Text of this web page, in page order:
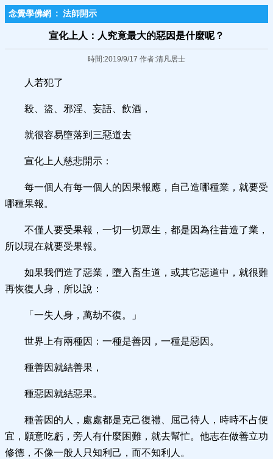
念覺學佛網 : 法師開示
宣化上人：人究竟最大的惡因是什麼呢？
時間:2019/9/17 作者:清凡居士
人若犯了
殺、盜、邪淫、妄語、飲酒，
就很容易墮落到三惡道去
宣化上人慈悲開示：
每一個人有每一個人的因果報應，自己造哪種業，就要受
哪種果報。
不僅人要受果報，一切一切眾生，都是因為往昔造了業，
所以現在就要受果報。
如果我們造了惡業，墮入畜生道，或其它惡道中，就很難
再恢復人身，所以說：
「一失人身，萬劫不復。」
世界上有兩種因：一種是善因，一種是惡因。
種善因就結善果，
種惡因就結惡果。
種善因的人，處處都是克己復禮、屈己待人，時時不占便
宜，願意吃虧，旁人有什麼困難，就去幫忙。他志在做善立功
修德，不像一般人只知利己，而不知利人。